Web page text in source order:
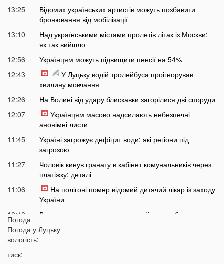
13:25
Відомих українських артистів можуть позбавити
бронювання від мобілізації
13:10
Над українськими містами пролетів літак із Москви:
як так вийшло
12:56
Українцям можуть підвищити пенсії на 54%
12:43
У Луцьку водій тролейбуса проігнорував
хвилину мовчання
12:26
На Волині від удару блискавки загорілися дві споруди
12:07
Українцям масово надсилають небезпечні
анонімні листи
11:45
Україні загрожує дефіцит води: які регіони під
загрозою
11:27
Чоловік кинув гранату в кабінет комунальників через
платіжку: деталі
11:06
На полігоні помер відомий дитячий лікар із заходу
України
10:40
Волинян попереджають про серйозну небезпеку на
10:15
Погода
Погода у Луцьку
вологість:
тиск: